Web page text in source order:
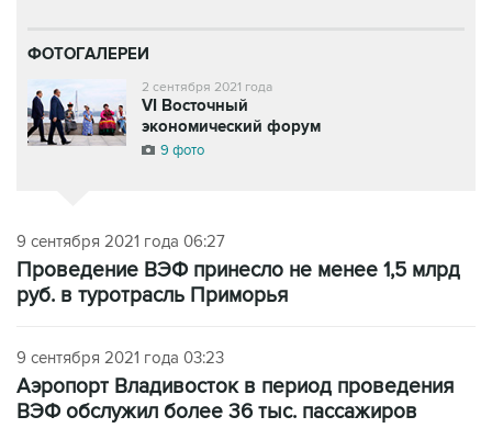
ФОТОГАЛЕРЕИ
2 сентября 2021 года
VI Восточный
экономический форум
9 фото
9 сентября 2021 года 06:27
Проведение ВЭФ принесло не менее 1,5 млрд
руб. в туротрасль Приморья
9 сентября 2021 года 03:23
Аэропорт Владивосток в период проведения
ВЭФ обслужил более 36 тыс. пассажиров